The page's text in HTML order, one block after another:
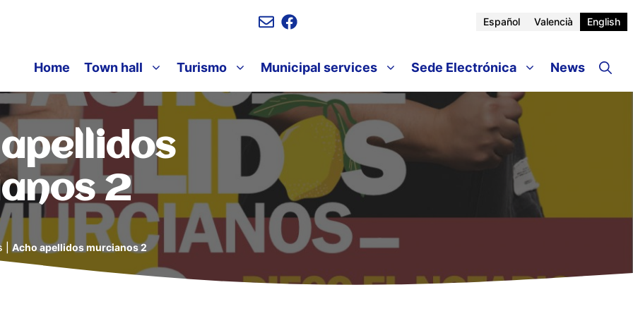
Español Valencià English
Home Town hall Turismo Municipal services Sede Electrónica News
2
Acho apellidos murcianos 2